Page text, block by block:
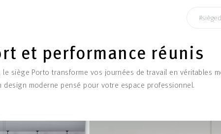
et performance réunis
siège Porto transforme vos journées de travail en véritables
design moderne pensé pour votre espace professionnel.